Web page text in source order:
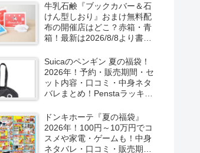
牛乳石鹸『ブックカバー＆石
けん型しおり』おまけ無料配
布の開催店はどこ？赤箱・青
箱！最新は2026/8/8より書店
Suicaのペンギン 夏の福袋！
2026年！予約・販売期間・セ
ット内容・口コミ・中身ネタ
バレまとめ！Penstaラッキー
2026/8/8より新発売！
ドンキホーテ『夏の福袋』
2026年！100円～10万円でコ
スメや家電・ゲームも！中身
ネタバレ・口コミ・販売期